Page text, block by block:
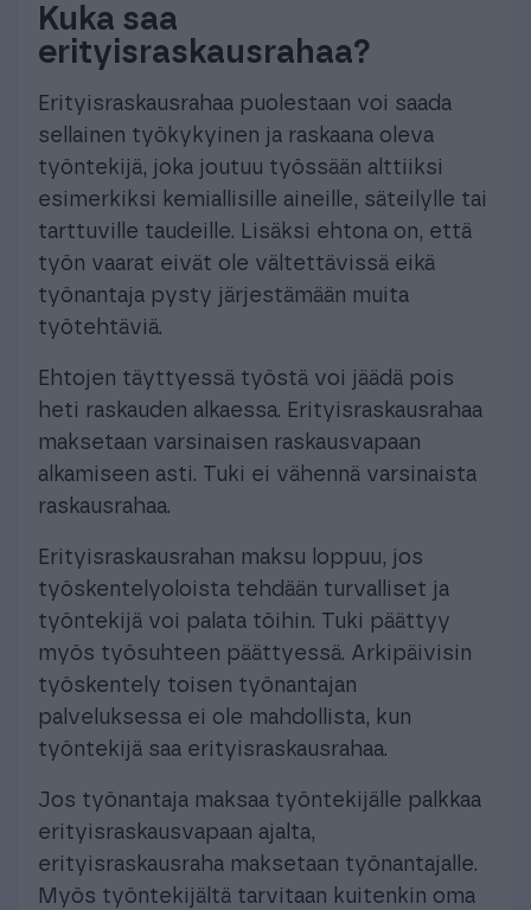
Kuka saa
erityisraskausrahaa?
Erityisraskausrahaa puolestaan voi saada
sellainen työkykyinen ja raskaana oleva
työntekijä, joka joutuu työssään alttiiksi
esimerkiksi kemiallisille aineille, säteilylle tai
tarttuville taudeille. Lisäksi ehtona on, että
työn vaarat eivät ole vältettävissä eikä
työnantaja pysty järjestämään muita
työtehtäviä.
Ehtojen täyttyessä työstä voi jäädä pois
heti raskauden alkaessa. Erityisraskausrahaa
maksetaan varsinaisen raskausvapaan
alkamiseen asti. Tuki ei vähennä varsinaista
raskausrahaa.
Erityisraskausrahan maksu loppuu, jos
työskentelyoloista tehdään turvalliset ja
työntekijä voi palata töihin. Tuki päättyy
myös työsuhteen päättyessä. Arkipäivisin
työskentely toisen työnantajan
palveluksessa ei ole mahdollista, kun
työntekijä saa erityisraskausrahaa.
Jos työnantaja maksaa työntekijälle palkkaa
erityisraskausvapaan ajalta,
erityisraskausraha maksetaan työnantajalle.
Myös työntekijältä tarvitaan kuitenkin oma